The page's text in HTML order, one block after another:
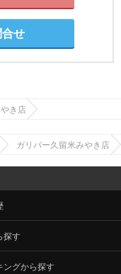
せ
き店
ガリバー久留米みやき店
探す
ングから探す